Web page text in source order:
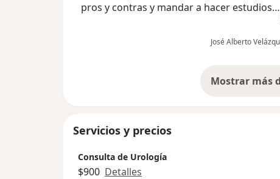
pros y contras y mandar a hacer estudios
suficientes para descartar cualquier cosa ,
José Alberto
Mostrar más
Servicios y precios
Consulta de Urología
$900 Detalles